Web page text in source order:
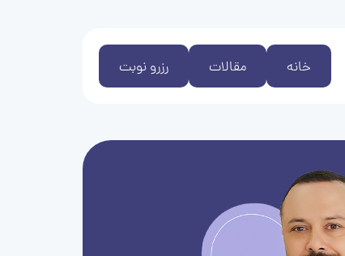
رزرو نوبت مقالات خانه